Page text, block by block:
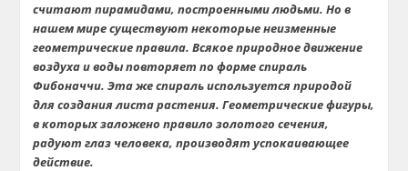
считают пирамидами, построенными людьми. Но в
нашем мире существуют некоторые неизменные
геометрические правила. Всякое природное движение
воздуха и воды повторяет по форме спираль
Фибоначчи. Эта же спираль используется природой
для создания листа растения. Геометрические фигуры,
в которых заложено правило золотого сечения,
радуют глаз человека, производят успокаивающее
действие.